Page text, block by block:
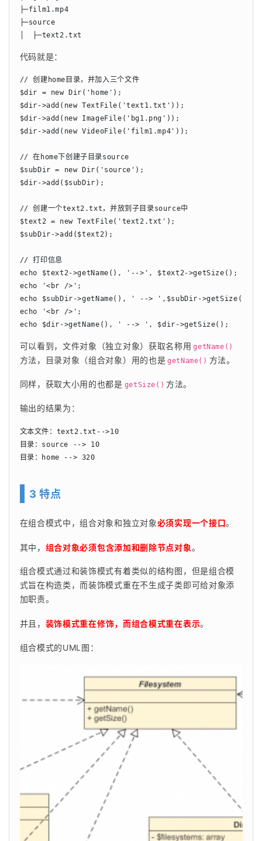
├─film1.mp4
├─source
│  ├─text2.txt
代码就是：
// 创建home目录，并加入三个文件
$dir = new Dir('home');
$dir->add(new TextFile('text1.txt'));
$dir->add(new ImageFile('bg1.png'));
$dir->add(new VideoFile('film1.mp4'));
// 在home下创建子目录source
$subDir = new Dir('source');
$dir->add($subDir);
// 创建一个text2.txt，并放到子目录source中
$text2 = new TextFile('text2.txt');
$subDir->add($text2);
// 打印信息
echo $text2->getName(), '-->', $text2->getSize();
echo '<br />';
echo $subDir->getName(), ' --> ',$subDir->getSize();
echo '<br />';
echo $dir->getName(), ' --> ', $dir->getSize();
可以看到，文件对象（独立对象）获取名称用 getName()
方法，目录对象（组合对象）用的也是 getName() 方法。
同样，获取大小用的也都是 getSize() 方法。
输出的结果为：
文本文件：text2.txt-->10
目录：source --> 10
目录：home --> 320
3 特点
在组合模式中，组合对象和独立对象必须实现一个接口。
其中， 组合对象必须包含添加和删除节点对象。
组合模式通过和装饰模式有着类似的结构图，但是组合模
式旨在构造类，而装饰模式重在不生成子类即可给对象添
加职责。
并且， 装饰模式重在修饰，而组合模式重在表示。
组合模式的UML图：